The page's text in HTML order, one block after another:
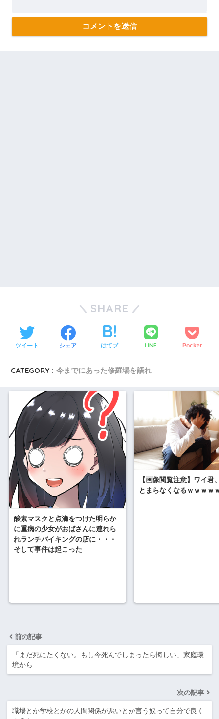
SHARE
ツイート シェア はてブ LINE Pocket
CATEGORY : 今までにあった修羅場を語れ
酸素マスクと点滴をつけた明らか
に重病の少女がおばさんに連れら
れランチバイキングの店に・・・
そして事件は起こった
【画像閲覧注意】ワイ君
とまらなくなるｗｗｗｗ
前の記事
「まだ死にたくない。もし今死んでしまったら悔しい」家庭環
境から…
次の記事
職場とか学校とかの人間関係が悪いとか言う奴って自分で良く